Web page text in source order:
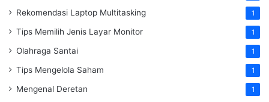
Rekomendasi Laptop Multitasking 1
Tips Memilih Jenis Layar Monitor 1
Olahraga Santai 1
Tips Mengelola Saham 1
Mengenal Deretan 1